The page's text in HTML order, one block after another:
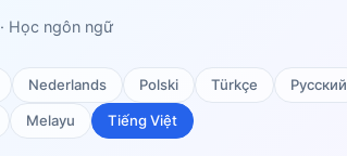
Học ngôn ngữ
Nederlands Polski Türkçe Русский
Melayu Tiếng Việt